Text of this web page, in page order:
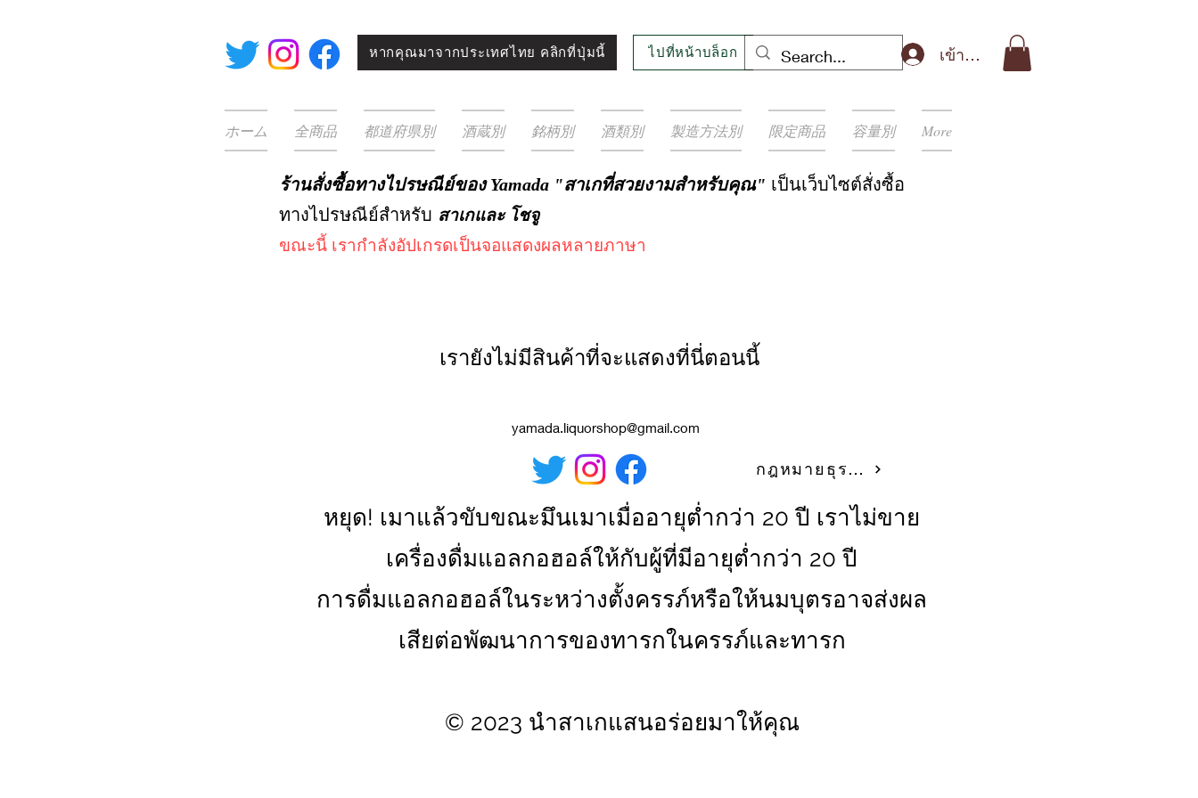
หากคุณมาจากประเทศไทย คลิกที่ปุ่มนี้ ไปที่หน้าบล็อก เข้าสู่ระบบ
ホーム 全商品 都道府県別 酒蔵別 銘柄別 酒類別 製造方法別 限定商品 容量別 More
ร้านสั่งซื้อทางไปรษณีย์ของ Yamada "สาเกที่สวยงามสำหรับคุณ" เป็นเว็บไซต์สั่งซื้อ
ทางไปรษณีย์สำหรับ สาเกและ โชจู
ขณะนี้ เรากำลังอัปเกรดเป็นจอแสดงผลหลายภาษา
เรายังไม่มีสินค้าที่จะแสดงที่นี่ตอนนี้
yamada.liquorshop@gmail.com
กฎหมายธุรกรรมทางการค้าที่ระบุ
หยุด! เมาแล้วขับขณะมึนเมาเมื่ออายุต่ำกว่า 20 ปี เราไม่ขาย
เครื่องดื่มแอลกอฮอล์ให้กับผู้ที่มีอายุต่ำกว่า 20 ปี
การดื่มแอลกอฮอล์ในระหว่างตั้งครรภ์หรือให้นมบุตรอาจส่งผล
เสียต่อพัฒนาการของทารกในครรภ์และทารก
​© 2023 นำสาเกแสนอร่อยมาให้คุณ